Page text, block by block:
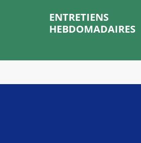
ENTRETIENS
HEBDOMADAIRES